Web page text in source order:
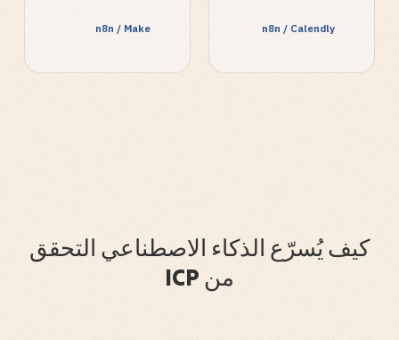
n8n / Calendly
n8n / Make
كيف يُسرّع الذكاء الاصطناعي التحقق
من ICP